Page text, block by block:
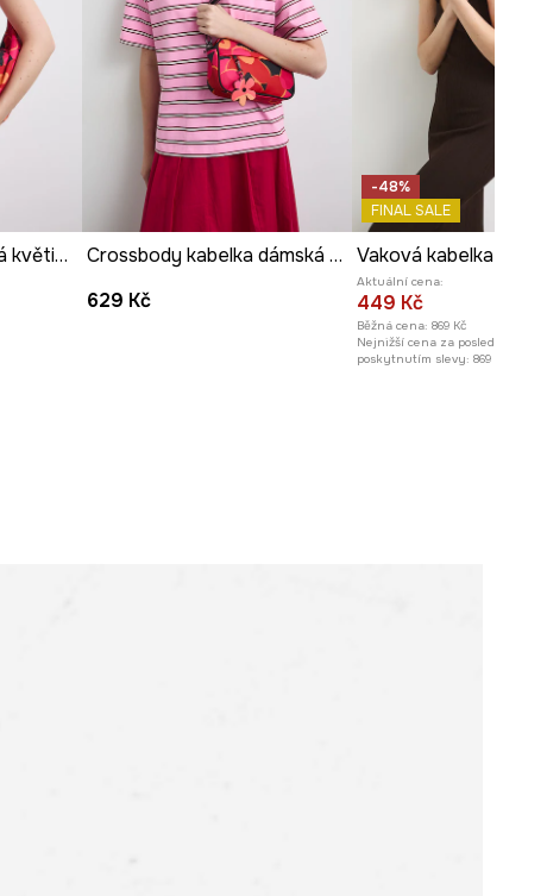
Hobo kabelka dámská květinová
Crossbody kabelka dámská s klíčenkou květinová
629 Kč
-48%
FINAL SALE
Vaková kabelka
Aktuální cena:
449 Kč
Běžná cena: 869 Kč
Nejnižší cena za posledních 30
poskytnutím slevy: 869 Kč